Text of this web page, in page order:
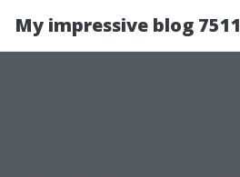
My impressive blog 7511